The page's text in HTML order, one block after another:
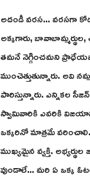
అదండీ వరస... వరసగా
అక్కగారు, బావాబామ్మర్థుల,
తమనే నెగ్గించమని
ముంచెత్తుతున్నారు. అవి
పారిస్తున్నారు. ఎన్నికల
స్వామివారికి ఎవరికి
ఒక్కరినో మాత్రమే
ముఖ్యమైన వ్యక్తి.
వుండాలే... మరి ఏ ఒక్క